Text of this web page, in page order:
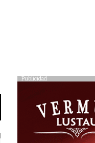
Publicidad